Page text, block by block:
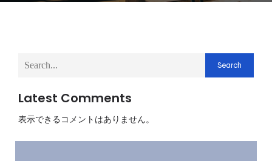
Search
Latest Comments
表示できるコメントはありません。